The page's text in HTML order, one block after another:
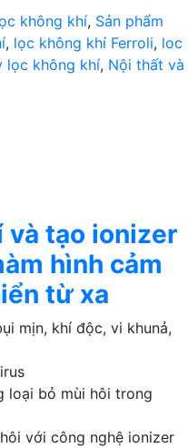
không khí, Sản phẩm
, lọc không khí Ferroli, loc
lọc không khí, Nội thất và
và tạo ionizer
hình cảm
từ xa
mịn, khí độc, vi khunả,
loại bỏ mùi hôi trong
với công nghệ ionizer